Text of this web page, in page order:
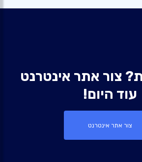
צור אתר אינטרנט
עוד היום!
צור אתר אינטרנט